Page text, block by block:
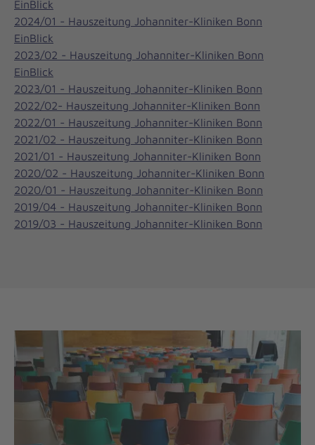
EinBlick
2024/01 - Hauszeitung Johanniter-Kliniken Bonn
EinBlick
2023/02 - Hauszeitung Johanniter-Kliniken Bonn
EinBlick
2023/01 - Hauszeitung Johanniter-Kliniken Bonn
2022/02- Hauszeitung Johanniter-Kliniken Bonn
2022/01 - Hauszeitung Johanniter-Kliniken Bonn
2021/02 - Hauszeitung Johanniter-Kliniken Bonn
2021/01 - Hauszeitung Johanniter-Kliniken Bonn
2020/02 - Hauszeitung Johanniter-Kliniken Bonn
2020/01 - Hauszeitung Johanniter-Kliniken Bonn
2019/04 - Hauszeitung Johanniter-Kliniken Bonn
2019/03 - Hauszeitung Johanniter-Kliniken Bonn